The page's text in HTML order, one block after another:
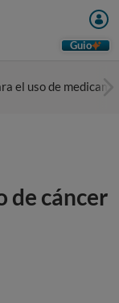
Guio
el uso de
de cáncer